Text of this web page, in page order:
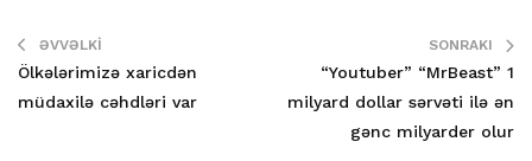
ƏVVƏLKI
Ölkələrimizə xaricdən
müdaxilə cəhdləri var
SONRAKI
“Youtuber” “MrBeast” 1
milyard dollar sərvəti ilə ən
gənc milyarder olur